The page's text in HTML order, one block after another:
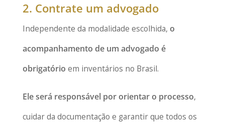
2. Contrate um advogado
Independente da modalidade escolhida, o
acompanhamento de um advogado é
obrigatório em inventários no Brasil.
Ele será responsável por orientar o processo,
cuidar da documentação e garantir que todos os